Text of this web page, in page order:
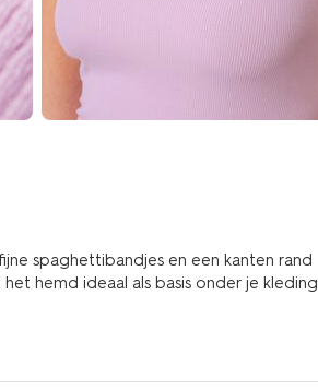
spaghettibandjes en een kanten rand
hemd ideaal als basis onder je kleding.